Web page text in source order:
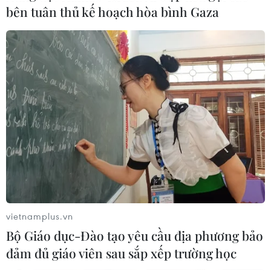
1.500 container vận tải liên vận
Trung Quốc
09/08/2026 10:17
Tỉnh Quảng Ninh mở hướng kết nối
mới với chuỗi kinh tế phía Bắc
09/08/2026 08:04
Lâm Đồng: Mưa lớn gây sạt lở đèo
Con Ó, cây đổ trên đèo Bảo Lộc
Xe tải va chạm xe máy tại Đắk Lắk
bên tuân thủ kế hoạch hòa bình Gaza
vietnamplus.vn
Bộ Giáo dục-Đào tạo yêu cầu địa phương bảo
đảm đủ giáo viên sau sắp xếp trường học